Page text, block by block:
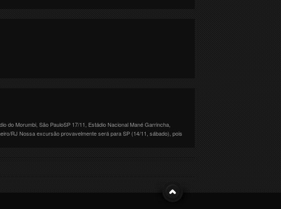
do Morumbi, São PauloSP 17/11, Estádio Nacional Mané Garrincha,
RJ Nossa excursão provavelmente será para SP (14/11, sábado), pois